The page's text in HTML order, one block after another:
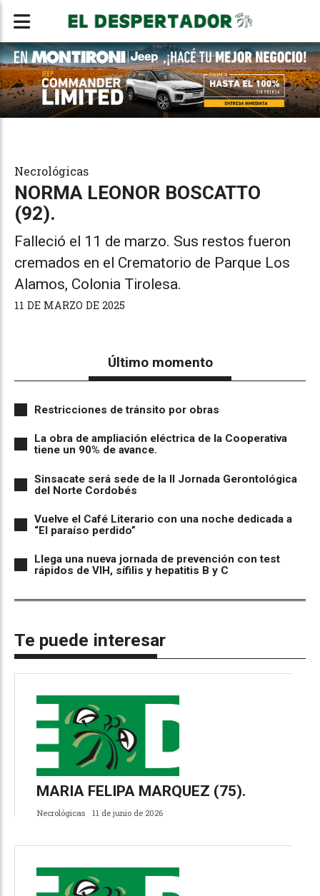
NORMA LEONOR BOSCATTO
(92).
Falleció el 11 de marzo. Sus restos fueron
cremados en el Crematorio de Parque Los
Alamos, Colonia Tirolesa.
Necrológicas
11 DE MARZO DE 2025
Último momento
Restricciones de tránsito por obras
La obra de ampliación eléctrica de la Cooperativa
tiene un 90% de avance.
Sinsacate será sede de la II Jornada Gerontológica
del Norte Cordobés
Vuelve el Café Literario con una noche dedicada a
“El paraíso perdido”
Llega una nueva jornada de prevención con test
rápidos de VIH, sífilis y hepatitis B y C
Te puede interesar
MARIA FELIPA MARQUEZ (75).
Necrológicas 11 de junio de 2026